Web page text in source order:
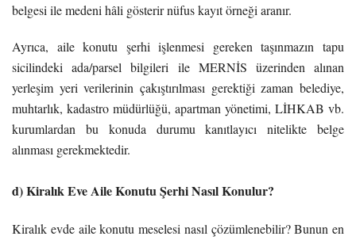
belgesi ile medeni hâli gösterir nüfus kayıt örneği aranır.
Ayrıca, aile konutu şerhi işlenmesi gereken taşınmazın tapu
sicilindeki ada/parsel bilgileri ile MERNİS üzerinden alınan
yerleşim yeri verilerinin çakıştırılması gerektiği zaman belediye,
muhtarlık, kadastro müdürlüğü, apartman yönetimi, LİHKAB vb.
kurumlardan bu konuda durumu kanıtlayıcı nitelikte belge
alınması gerekmektedir.
d) Kiralık Eve Aile Konutu Şerhi Nasıl Konulur?
Kiralık evde aile konutu meselesi nasıl çözümlenebilir? Bunun en